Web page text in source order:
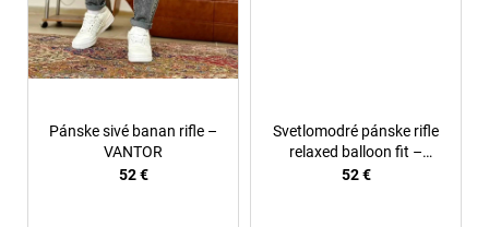
Pánske sivé banan rifle –
VANTOR
52 €
Svetlomodré pánske rifle
relaxed balloon fit –
Glacier
52 €